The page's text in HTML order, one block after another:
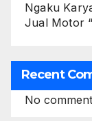
Ngaku
Jual Motor
Recent
No